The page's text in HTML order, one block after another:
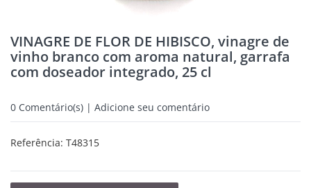
VINAGRE DE FLOR DE HIBISCO, vinagre de
vinho branco com aroma natural, garrafa
com doseador integrado, 25 cl
0 Comentário(s) | Adicione seu comentário
Referência: T48315